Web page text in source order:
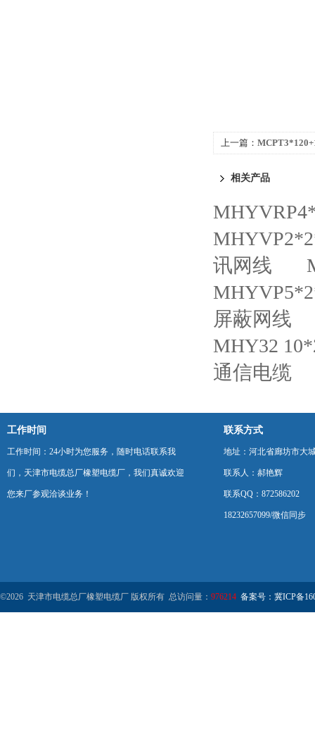
上一篇：
相关产品
讯网线
屏蔽网线
MHY32
通信电缆
工作时间
工作时间：24小时为您服务，随时电话联系我
们，天津市电缆总厂橡塑电缆厂，我们真诚欢迎
您来厂参观洽谈业务！
联系方式
地址：河北省廊坊市大
联系人：郝艳辉
联系QQ：872586202
18232657099/微信同步
©2026 天津市电缆总厂橡塑电缆厂 版权所有 总访问量： 976214 备案号：冀ICP备